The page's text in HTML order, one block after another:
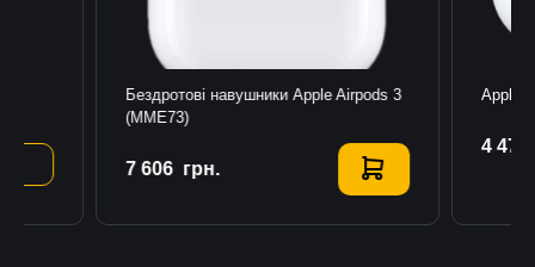
Бездротові навушники Apple Airpods 3
(MME73)
7 606 грн.
Купить
Apple
4 474